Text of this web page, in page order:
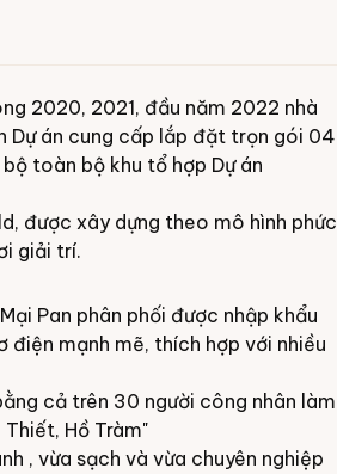
2020, 2021, đầu năm 2022 nhà
Dự án cung cấp lắp đặt trọn gói 04
toàn bộ khu tổ hợp Dự án
được xây dựng theo mô hình phức
giải trí.
Pan phân phối được nhập khẩu
điện mạnh mẽ, thích hợp với nhiều
cả trên 30 người công nhân làm
Hồ Tràm"
, vừa sạch và vừa chuyên nghiệp